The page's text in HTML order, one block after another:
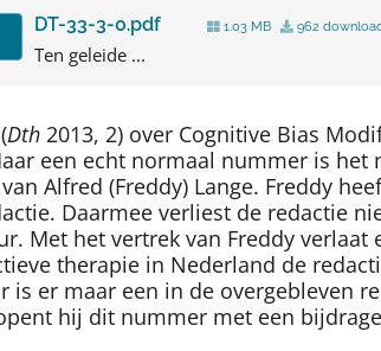
DT-33-3-0.pdf 1.03 MB 962
Ten geleide ...
Dth 2013, 2) over Cognitive Bias
een echt normaal nummer is
Alfred (Freddy) Lange. Freddy
Daarmee verliest de redactie
Met het vertrek van Freddy
therapie in Nederland de
is er maar een in de overgebleven
hij dit nummer met een